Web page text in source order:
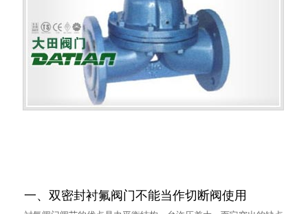
一、双密封衬氟阀门不能当作切断阀使用